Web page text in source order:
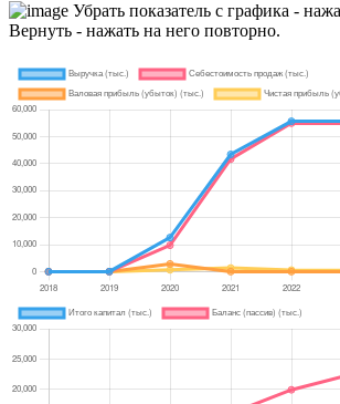
Убрать показатель с графика -
Вернуть - нажать на него повторно.